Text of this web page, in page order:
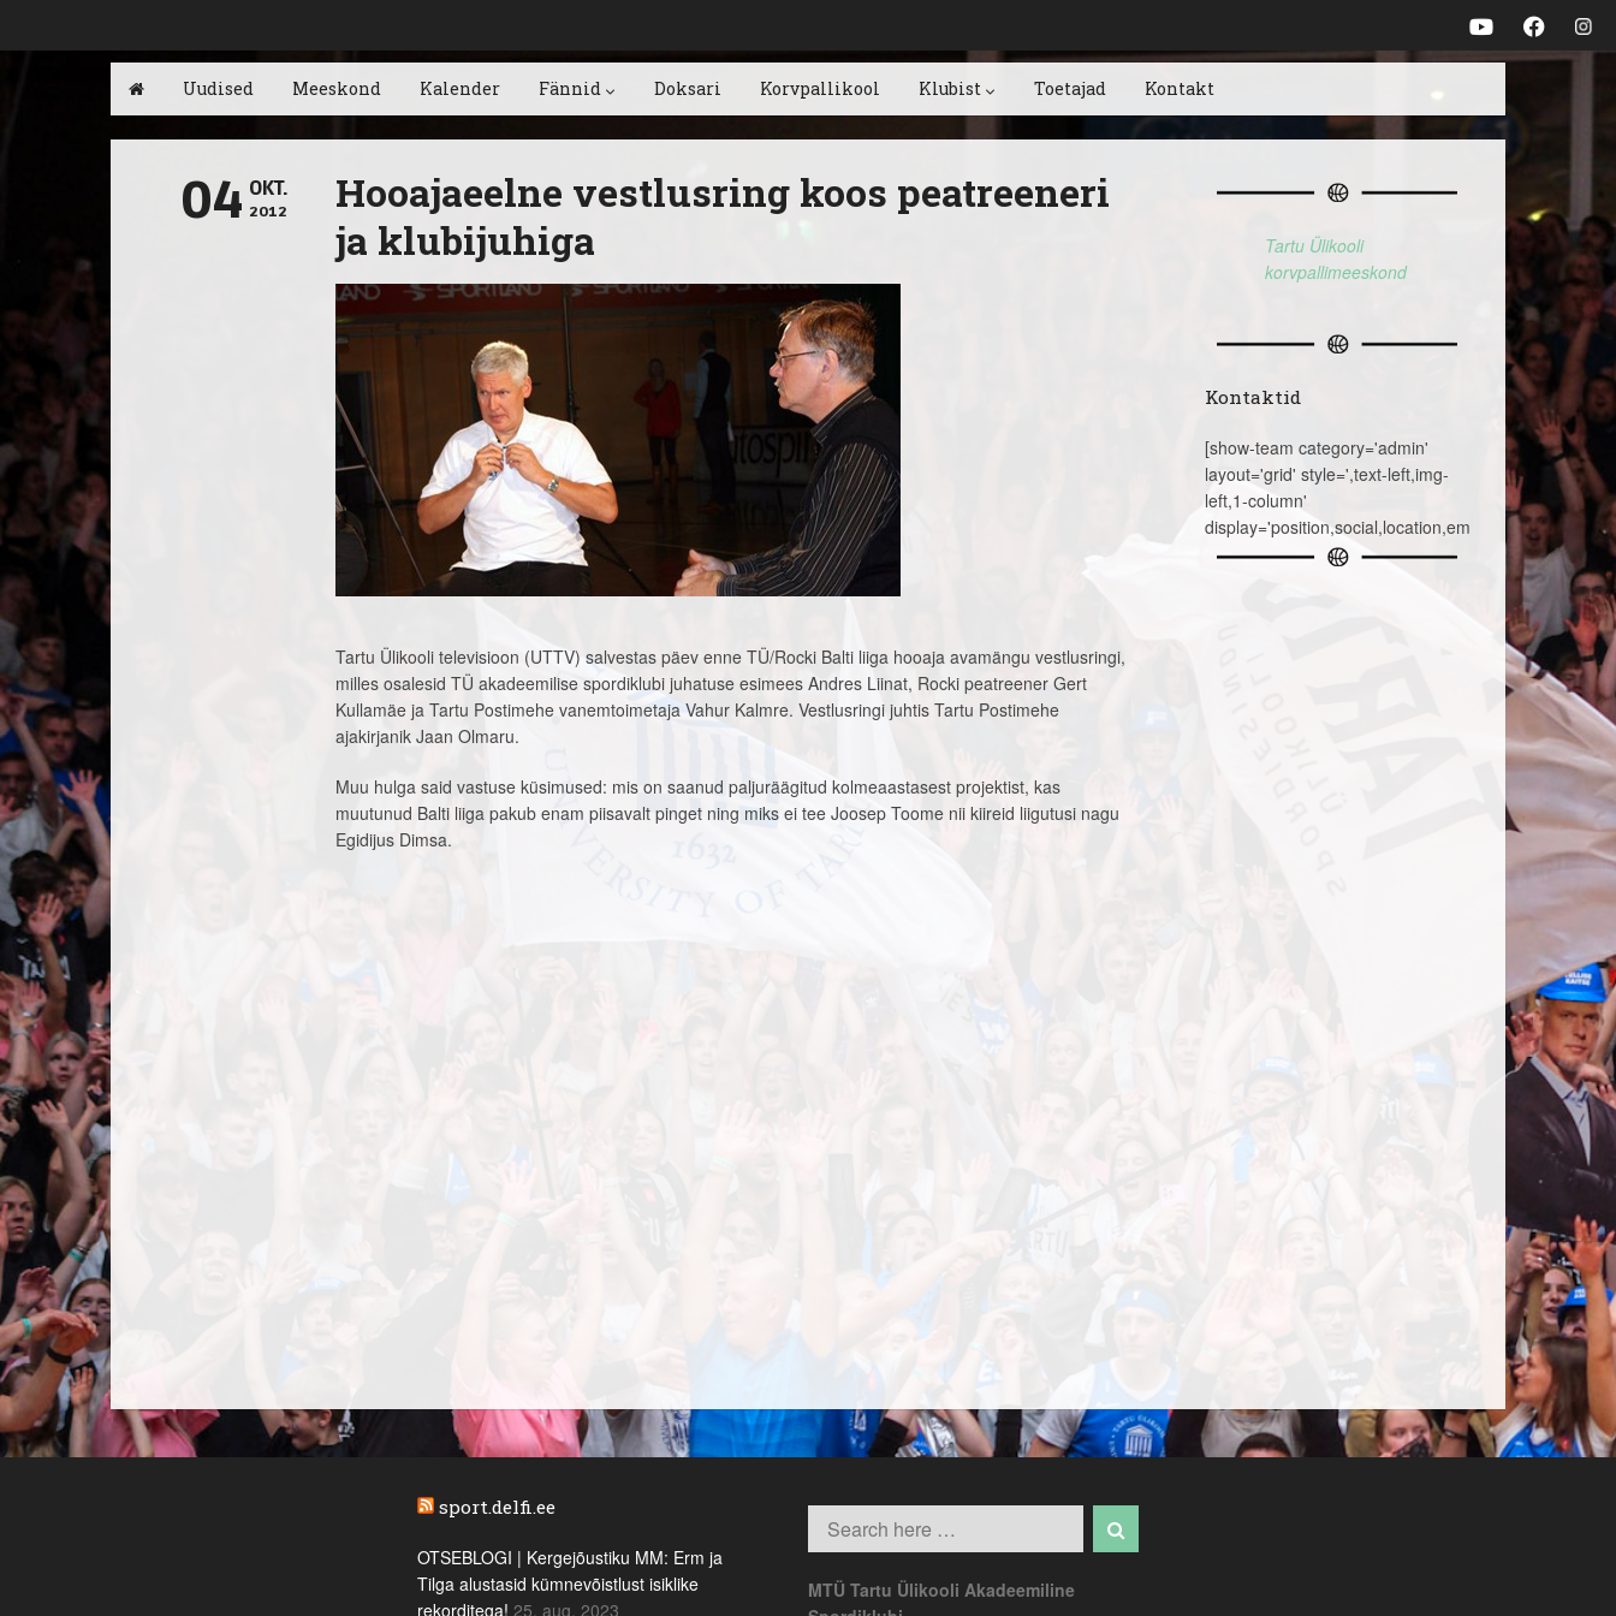
Uudised Meeskond Kalender Fännid Doksari Korvpallikool Klubist Toetajad Kontakt
04 OKT.
2012
Hooajaeelne vestlusring koos peatreeneri
ja klubijuhiga
Tartu Ülikooli televisioon (UTTV) salvestas päev enne TÜ/Rocki Balti liiga hooaja avamängu vestlusringi,
milles osalesid TÜ akadeemilise spordiklubi juhatuse esimees Andres Liinat, Rocki peatreener Gert
Kullamäe ja Tartu Postimehe vanemtoimetaja Vahur Kalmre. Vestlusringi juhtis Tartu Postimehe
ajakirjanik Jaan Olmaru.
Muu hulga said vastuse küsimused: mis on saanud paljuräägitud kolmeaastasest projektist, kas
muutunud Balti liiga pakub enam piisavalt pinget ning miks ei tee Joosep Toome nii kiireid liigutusi nagu
Egidijus Dimsa.
Tartu Ülikooli
korvpallimeeskond
Kontaktid
[show-team category='admin'
layout='grid' style=',text-left,img-
left,1-column'
sport.delfi.ee
OTSEBLOGI | Kergejõustiku MM: Erm ja
Tilga alustasid kümnevõistlust isiklike
rekorditega! 25. aug. 2023
MTÜ Tartu Ülikooli Akadeemiline